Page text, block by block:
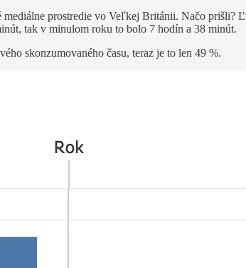
prostredie vo Veľkej Británii. Načo prišli?
tak v minulom roku to bolo 7 hodín a 38 minút.
skonzumovaného času, teraz je to len 49 %.